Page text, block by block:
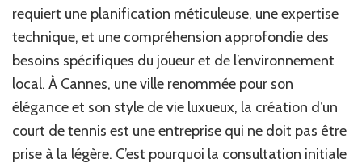
requiert une planification méticuleuse, une expertise
technique, et une compréhension approfondie des
besoins spécifiques du joueur et de l’environnement
local. À Cannes, une ville renommée pour son
élégance et son style de vie luxueux, la création d’un
court de tennis est une entreprise qui ne doit pas être
prise à la légère. C’est pourquoi la consultation initiale